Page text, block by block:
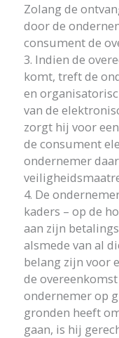
Zolang de
door de
consument de
3. Indien de
komt, treft de
en
van de
zorgt hij voor
de consument
ondernemer
4. De
kaders – op de
aan zijn
alsmede van al
belang zijn voor
de
ondernemer op
gronden heeft
gaan, is hij